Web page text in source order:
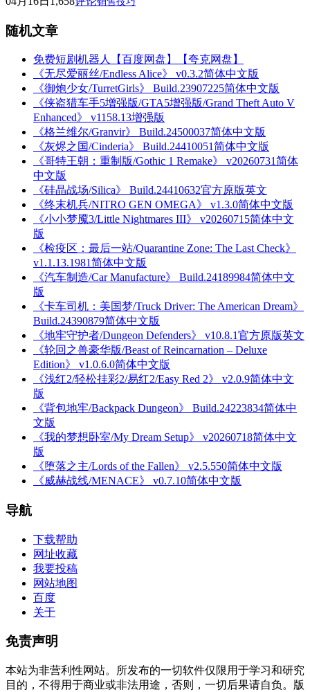
随机文章
免费短剧机器人【百度网盘】【夸克网盘】
《无尽爱丽丝/Endless Alice》 v0.3.2简体中文版
《御炮少女/TurretGirls》 Build.23907225简体中文版
《侠盗猎车手5增强版/GTA5增强版/Grand Theft Auto V
Enhanced》 v1158.13增强版
《格兰维尔/Granvir》 Build.24500037简体中文版
《灰烬之国/Cinderia》 Build.24410051简体中文版
《哥特王朝：重制版/Gothic 1 Remake》 v20260731简体
中文版
《硅晶战场/Silica》 Build.24410632官方原版英文
《终末机兵/NITRO GEN OMEGA》 v1.3.0简体中文版
《小小梦魇3/Little Nightmares III》 v20260715简体中文
版
《检疫区：最后一站/Quarantine Zone: The Last Check》
v1.1.13.1981简体中文版
《汽车制造/Car Manufacture》 Build.24189984简体中文
版
《卡车司机：美国梦/Truck Driver: The American Dream》
Build.24390879简体中文版
《地牢守护者/Dungeon Defenders》 v10.8.1官方原版英文
《轮回之兽豪华版/Beast of Reincarnation – Deluxe
Edition》 v1.0.6.0简体中文版
《浅红2/轻松挂彩2/易红2/Easy Red 2》 v2.0.9简体中文
版
《背包地牢/Backpack Dungeon》 Build.24223834简体中
文版
《我的梦想卧室/My Dream Setup》 v20260718简体中文
版
《堕落之主/Lords of the Fallen》 v2.5.550简体中文版
《威赫战线/MENACE》 v0.7.10简体中文版
导航
下载帮助
网址收藏
我要投稿
网站地图
百度
关于
免责声明
本站为非营利性网站。所发布的一切软件仅限用于学习和研究
目的，不得用于商业或非法用途，否则，一切后果请自负。版